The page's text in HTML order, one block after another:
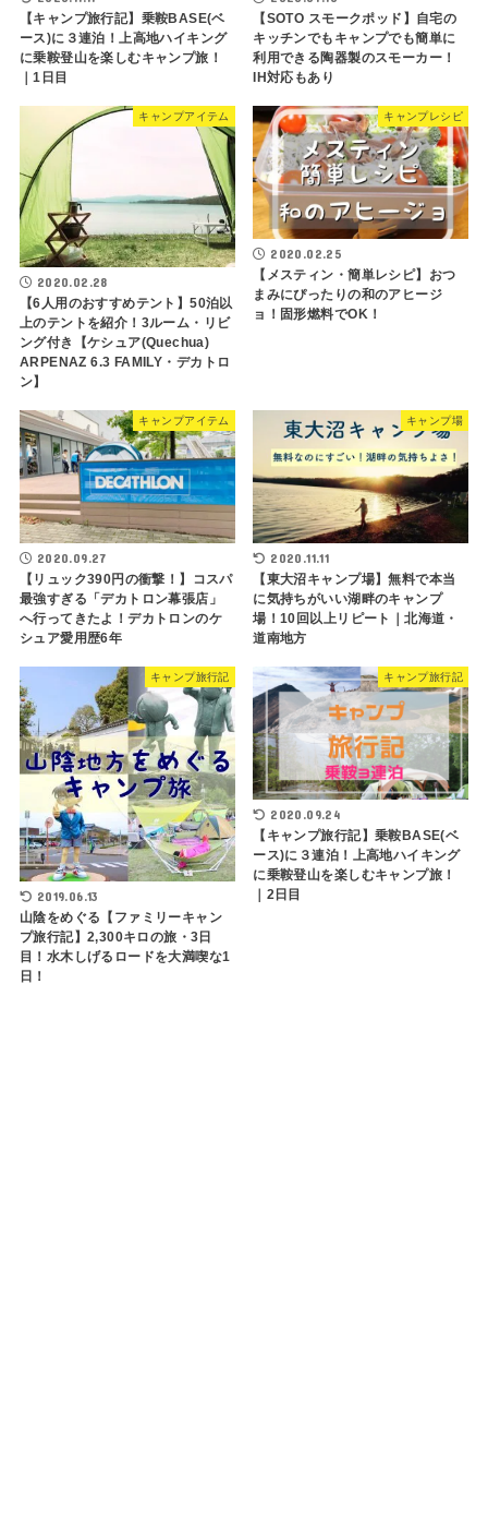
【キャンプ旅行記】乗鞍BASE(ベ
ース)に３連泊！上高地ハイキング
に乗鞍登山を楽しむキャンプ旅！
｜1日目
【SOTO スモークポッド】自宅の
キッチンでもキャンプでも簡単に
利用できる陶器製のスモーカー！
IH対応もあり
キャンプアイテム
2020.02.28
【6人用のおすすめテント】50泊以
上のテントを紹介！3ルーム・リビ
ング付き【ケシュア(Quechua)
ARPENAZ 6.3 FAMILY・デカトロ
ン】
キャンプレシピ
2020.02.25
【メスティン・簡単レシピ】おつ
まみにぴったりの和のアヒージ
ョ！固形燃料でOK！
キャンプアイテム
2020.09.27
【リュック390円の衝撃！】コスパ
最強すぎる「デカトロン幕張店」
へ行ってきたよ！デカトロンのケ
シュア愛用歴6年
キャンプ場
2020.11.11
【東大沼キャンプ場】無料で本当
に気持ちがいい湖畔のキャンプ
場！10回以上リピート｜北海道・
道南地方
キャンプ旅行記
2019.06.13
山陰をめぐる【ファミリーキャン
プ旅行記】2,300キロの旅・3日
目！水木しげるロードを大満喫な1
日！
キャンプ旅行記
2020.09.24
【キャンプ旅行記】乗鞍BASE(ベ
ース)に３連泊！上高地ハイキング
に乗鞍登山を楽しむキャンプ旅！
｜2日目